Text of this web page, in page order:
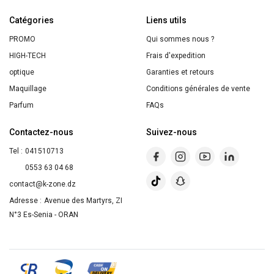
Matures
Huile
d’Argan
Collagène
végétal
Précieux
SO
BiO
Catégories
PROMO
HIGH-TECH
optique
Maquillage
Parfum
Liens utils
Qui sommes nous ?
Frais d'expedition
Garanties et retours
Conditions générales de vente
FAQs
Contactez-nous
Tel : 041510713
0553 63 04 68
contact@k-zone.dz
Adresse : Avenue des Martyrs, ZI
N°3 Es-Senia - ORAN
Suivez-nous